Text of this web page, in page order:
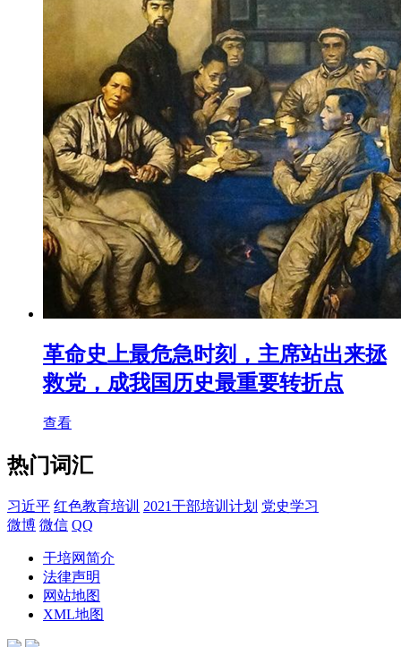
革命史上最危急时刻，主席站出来拯
救党，成我国历史最重要转折点
查看
热门词汇
习近平 红色教育培训 2021干部培训计划 党史学习
微博 微信 QQ
干培网简介
法律声明
网站地图
XML地图